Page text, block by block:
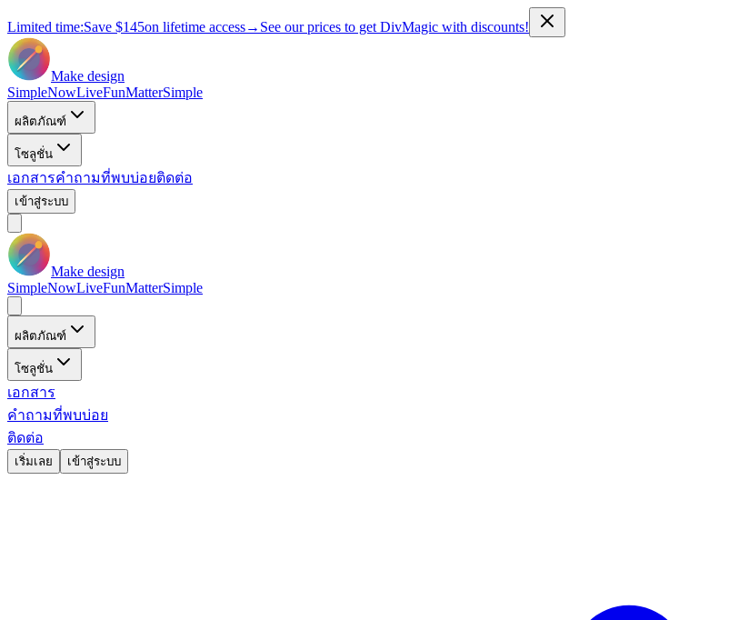
Limited time:Save $145on lifetime access→ See our prices to get DivMagic with discounts!
Make design
SimpleNowLiveFunMatterSimple
ผลิตภัณฑ์
โซลูชั่น
เอกสารคำถามที่พบบ่อยติดต่อ
เข้าสู่ระบบ
Make design
SimpleNowLiveFunMatterSimple
ผลิตภัณฑ์
โซลูชั่น
เอกสาร
คำถามที่พบบ่อย
ติดต่อ
เริ่มเลย เข้าสู่ระบบ